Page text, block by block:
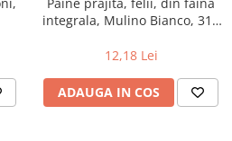
intima
Paine prajita, felii, din faina
integrala, Mulino Bianco, 315
12,18 Lei
ADAUGA IN COS